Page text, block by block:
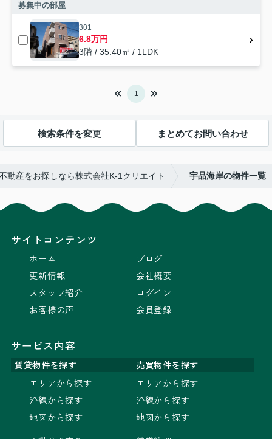
募集中の部屋
301
6.8万円
3階 / 35.40㎡ / 1LDK
1
検索条件を変更 まとめてお問い合わせ
動産をお探しなら株式会社K-1クリエイト 宇品海岸の物件一覧
サイトコンテンツ
ホーム
更新情報
スタッフ紹介
お客様の声
ブログ
会社概要
ログイン
会員登録
サービス内容
賃貸物件を探す
売買物件を探す
エリアから探す
沿線から探す
地図から探す
エリアから探す
沿線から探す
地図から探す